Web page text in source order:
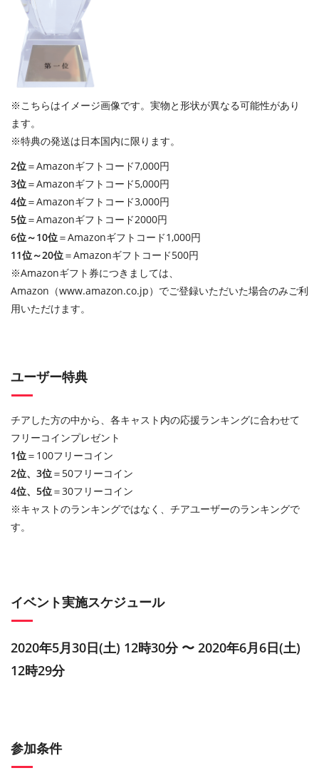
※こちらはイメージ画像です。実物と形状が異なる可能性があり
ます。
※特典の発送は日本国内に限ります。
2位＝Amazonギフトコード7,000円
3位＝Amazonギフトコード5,000円
4位＝Amazonギフトコード3,000円
5位＝Amazonギフトコード2000円
6位～10位＝Amazonギフトコード1,000円
11位～20位＝Amazonギフトコード500円
※Amazonギフト券につきましては、
Amazon（www.amazon.co.jp）でご登録いただいた場合のみご利
用いただけます。
ユーザー特典
チアした方の中から、各キャスト内の応援ランキングに合わせて
フリーコインプレゼント
1位＝100フリーコイン
2位、3位＝50フリーコイン
4位、5位＝30フリーコイン
※キャストのランキングではなく、チアユーザーのランキングで
す。
イベント実施スケジュール
2020年5月30日(土) 12時30分 〜 2020年6月6日(土)
12時29分
参加条件